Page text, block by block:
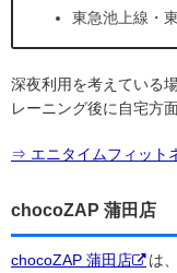
東急池上線・
深夜利用を考えている
レーニング後に自宅方
⇒ エニタイムフィット
chocoZAP 蒲田店
chocoZAP 蒲田店
は